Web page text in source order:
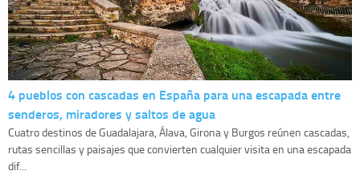
4 pueblos con cascadas en España para una escapada entre
senderos, miradores y saltos de agua
Cuatro destinos de Guadalajara, Álava, Girona y Burgos reúnen cascadas,
rutas sencillas y paisajes que convierten cualquier visita en una escapada
dif...